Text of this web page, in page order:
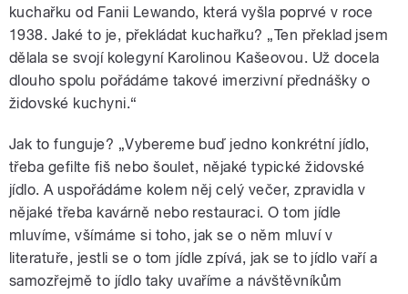
kuchařku od Fanii Lewando, která vyšla poprvé v roce
1938. Jaké to je, překládat kuchařku? „Ten překlad jsem
dělala se svojí kolegyní Karolinou Kašeovou. Už docela
dlouho spolu pořádáme takové imerzivní přednášky o
židovské kuchyni.“
Jak to funguje? „Vybereme buď jedno konkrétní jídlo,
třeba gefilte fiš nebo šoulet, nějaké typické židovské
jídlo. A uspořádáme kolem něj celý večer, zpravidla v
nějaké třeba kavárně nebo restauraci. O tom jídle
mluvíme, všímáme si toho, jak se o něm mluví v
literatuře, jestli se o tom jídle zpívá, jak se to jídlo vaří a
samozřejmě to jídlo taky uvaříme a návštěvníkům